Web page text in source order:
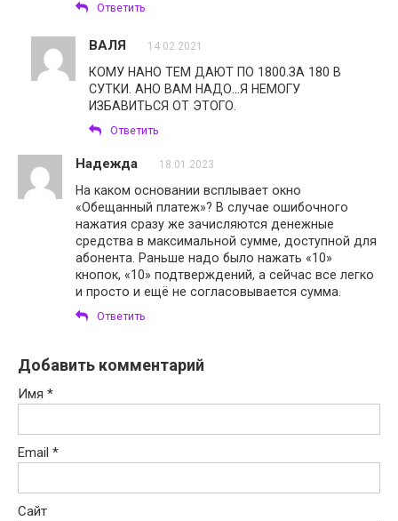
Ответить
ВАЛЯ 14.02.2021
КОМУ НАНО ТЕМ ДАЮТ ПО 1800.ЗА 180 В
СУТКИ. АНО ВАМ НАДО…Я НЕМОГУ
ИЗБАВИТЬСЯ ОТ ЭТОГО.
Ответить
Надежда 18.01.2023
На каком основании всплывает окно
«Обещанный платеж»? В случае ошибочного
нажатия сразу же зачисляются денежные
средства в максимальной сумме, доступной для
абонента. Раньше надо было нажать «10»
кнопок, «10» подтверждений, а сейчас все легко
и просто и ещё не согласовывается сумма.
Ответить
Добавить комментарий
Имя *
Email *
Сайт